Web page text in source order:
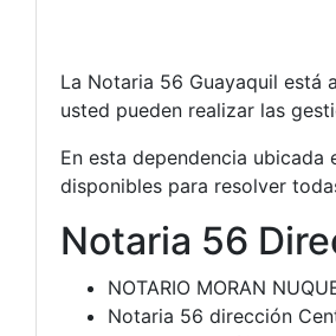
La Notaria 56 Guayaquil está
usted pueden realizar las
En esta dependencia
disponibles para resolver
Notaria 56
NOTARIO MORAN
Notaria 56 dirección